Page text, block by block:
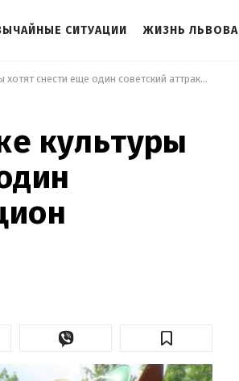
СИТУАЦИИ ЖИЗНЬ ЛЬВОВА
Во Львовском парке культуры хотят снести еще один советский аттракцион
культуры